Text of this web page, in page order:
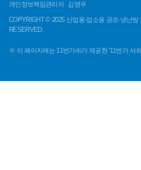
개인정보책임관리자 김영우
COPYRIGHT © 2025 산업용·업소용 공조·냉난
RESERVED.
※ 이 페이지에는 11번가㈜가 제공한 '11번가 서